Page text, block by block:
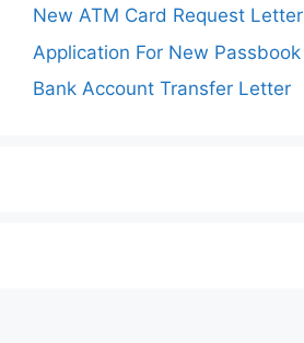
New ATM Card Request Letter
Application For New Passbook
Bank Account Transfer Letter